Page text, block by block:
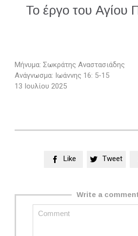
Το έργο του Αγίου
Μήνυμα: Σωκράτης Αναστασιάδης
Ανάγνωσμα: Ιωάννης 16: 5-15
13 Ιουλίου 2025
 Like  Tweet
Write a